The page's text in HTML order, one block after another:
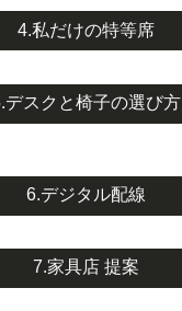
4.私だけの特等席
デスクと椅子の選び方
6.デジタル配線
7.家具店 提案